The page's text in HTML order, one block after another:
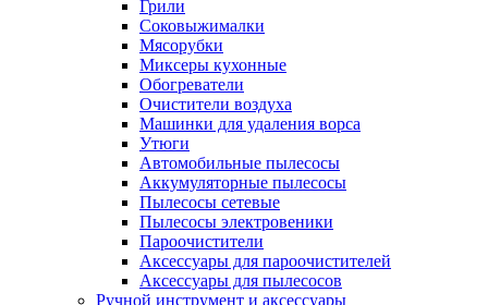
Грили
Соковыжималки
Мясорубки
Миксеры кухонные
Обогреватели
Очистители воздуха
Машинки для удаления ворса
Утюги
Автомобильные пылесосы
Аккумуляторные пылесосы
Пылесосы сетевые
Пылесосы электровеники
Пароочистители
Аксессуары для пароочистителей
Аксессуары для пылесосов
Ручной инструмент и аксессуары